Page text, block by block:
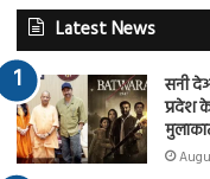
Latest News
सनी
प्रदेश